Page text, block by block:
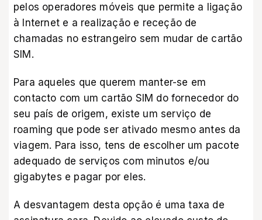
pelos operadores móveis que permite a ligação
à Internet e a realização e receção de
chamadas no estrangeiro sem mudar de cartão
SIM.
Para aqueles que querem manter-se em
contacto com um cartão SIM do fornecedor do
seu país de origem, existe um serviço de
roaming que pode ser ativado mesmo antes da
viagem. Para isso, tens de escolher um pacote
adequado de serviços com minutos e/ou
gigabytes e pagar por eles.
A desvantagem desta opção é uma taxa de